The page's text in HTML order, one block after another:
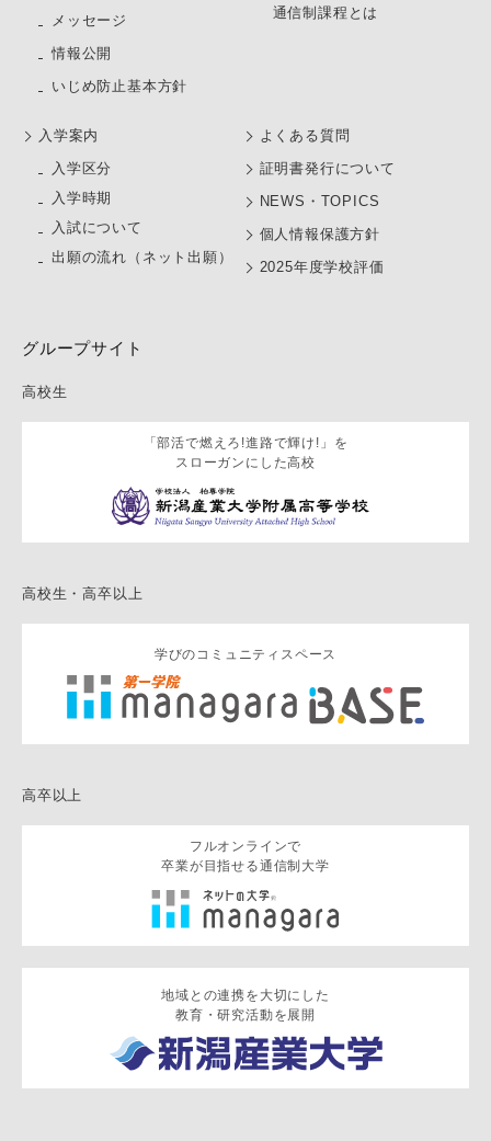
メッセージ
情報公開
いじめ防止基本方針
通信制課程とは
⼊学案内
⼊学区分
入学時期
入試について
出願の流れ（ネット出願）
よくある質問
証明書発行について
NEWS・TOPICS
個人情報保護方針
2025年度学校評価
グループサイト
高校生
「部活で燃えろ!進路で輝け!」を
スローガンにした高校
高校生・高卒以上
学びのコミュニティスペース
高卒以上
フルオンラインで
卒業が目指せる通信制大学
地域との連携を大切にした
教育・研究活動を展開